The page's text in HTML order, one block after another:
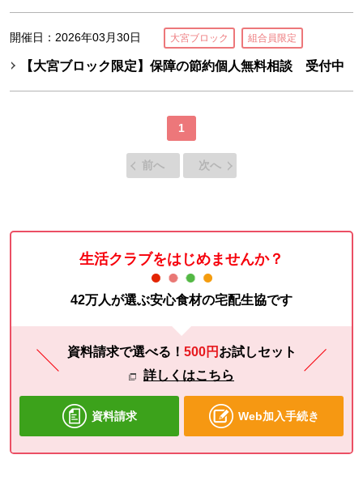
開催日：2026年03月30日 大宮ブロック 組合員限定
【大宮ブロック限定】保障の節約個人無料相談 受付中
1
前へ 次へ
生活クラブをはじめませんか？
42万人が選ぶ安心食材の宅配生協です
資料請求で選べる！ 500円 お試しセット
詳しくはこちら
資料請求 Web加入手続き